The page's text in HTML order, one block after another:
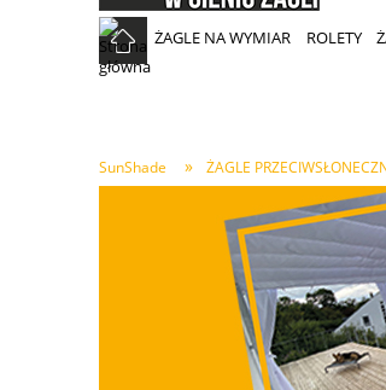
ŻAGLE NA WYMIAR ROLETY
SunShade » ŻAGLE